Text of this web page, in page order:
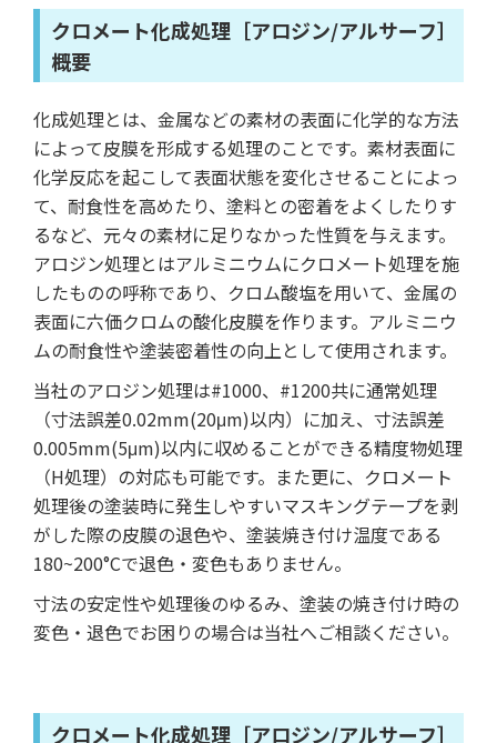
クロメート化成処理［アロジン/アルサーフ］
概要
化成処理とは、金属などの素材の表面に化学的な方法
によって皮膜を形成する処理のことです。素材表面に
化学反応を起こして表面状態を変化させることによっ
て、耐食性を高めたり、塗料との密着をよくしたりす
るなど、元々の素材に足りなかった性質を与えます。
アロジン処理とはアルミニウムにクロメート処理を施
したものの呼称であり、クロム酸塩を用いて、金属の
表面に六価クロムの酸化皮膜を作ります。アルミニウ
ムの耐食性や塗装密着性の向上として使用されます。
当社のアロジン処理は#1000、#1200共に通常処理
（寸法誤差0.02mm(20μm)以内）に加え、寸法誤差
0.005mm(5μm)以内に収めることができる精度物処理
（H処理）の対応も可能です。また更に、クロメート
処理後の塗装時に発生しやすいマスキングテープを剥
がした際の皮膜の退色や、塗装焼き付け温度である
180~200°Cで退色・変色もありません。
寸法の安定性や処理後のゆるみ、塗装の焼き付け時の
変色・退色でお困りの場合は当社へご相談ください。
クロメート化成処理［アロジン/アルサーフ］